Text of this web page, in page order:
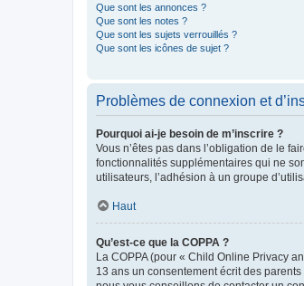
Que sont les annonces ?
Que sont les notes ?
Que sont les sujets verrouillés ?
Que sont les icônes de sujet ?
Problèmes de connexion et
Pourquoi ai-je besoin de m’inscrire ?
Vous n’êtes pas dans l’obligation de le
fonctionnalités supplémentaires qui ne
utilisateurs, l’adhésion à un groupe
Haut
Qu’est-ce que la COPPA ?
La COPPA (pour « Child Online Privacy
13 ans un consentement écrit des